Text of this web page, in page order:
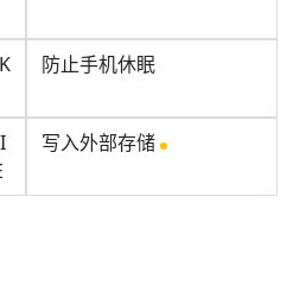
防止手机休眠
写入外部存储